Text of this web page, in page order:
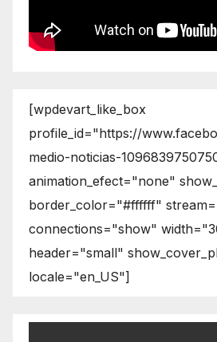
[wpdevart_like_box
profile_id="https://
medio-noticias-
animation_efect="none"
border_color="#ffffff"
connections="show"
header="small"
locale="en_US"]